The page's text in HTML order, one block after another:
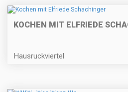
KOCHEN MIT ELFRIEDE
Hausruckviertel